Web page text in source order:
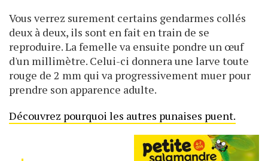
Vous verrez surement certains gendarmes collés
deux à deux, ils sont en fait en train de se
reproduire. La femelle va ensuite pondre un œuf
d'un millimètre. Celui-ci donnera une larve toute
rouge de 2 mm qui va progressivement muer pour
prendre son apparence adulte.
Découvrez pourquoi les autres punaises puent.